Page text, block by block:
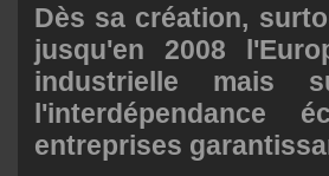
Dès sa création,
jusqu'en 2008
industrielle mais
l'interdépendance
entreprises